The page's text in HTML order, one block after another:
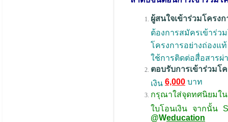
ผู้สนใจเข้าร่วมโครง
ต้องการสมัครเข้าร่ว
โครงการอย่างถ่องแ
ใช้การติดต่อสื่อสารผ่
ตอบรับการเข้าร่วมโ
เงิน 6,000 บาท
กรุณาใส่จุดทศนิยมใ
ใบโอนเงิน จากนั้น
@Weducation